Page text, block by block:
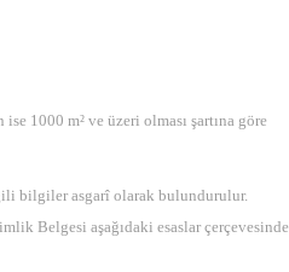
1000 m² ve üzeri olması şartına göre
bilgiler asgarî olarak bulundurulur.
Belgesi aşağıdaki esaslar çerçevesinde